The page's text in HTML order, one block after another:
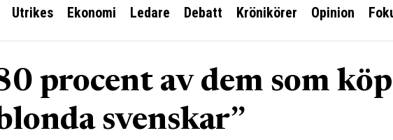
Utrikes Ekonomi Ledare Debatt Krönikörer Opinion
procent av dem som
svenskar”